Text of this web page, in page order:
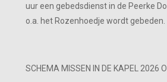
uur een gebedsdienst in de Peerke
o.a. het Rozenhoedje wordt gebeden.
SCHEMA MISSEN IN DE KAPEL 2026